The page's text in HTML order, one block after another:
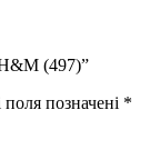
(497)”
поля позначені *